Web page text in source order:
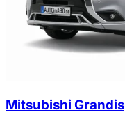
Mitsubishi Grandis